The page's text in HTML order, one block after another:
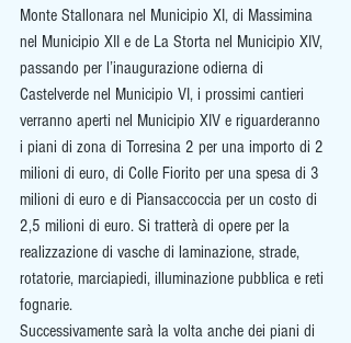
Monte Stallonara nel Municipio XI, di Massimina
nel Municipio XII e de La Storta nel Municipio XIV,
passando per l’inaugurazione odierna di
Castelverde nel Municipio VI, i prossimi cantieri
verranno aperti nel Municipio XIV e riguarderanno
i piani di zona di Torresina 2 per una importo di 2
milioni di euro, di Colle Fiorito per una spesa di 3
milioni di euro e di Piansaccoccia per un costo di
2,5 milioni di euro. Si tratterà di opere per la
realizzazione di vasche di laminazione, strade,
rotatorie, marciapiedi, illuminazione pubblica e reti
fognarie.
Successivamente sarà la volta anche dei piani di